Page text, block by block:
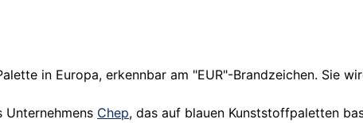
in Europa, erkennbar am "EUR"-Brandzeichen. Sie
Chep, das auf blauen Kunststoffpaletten